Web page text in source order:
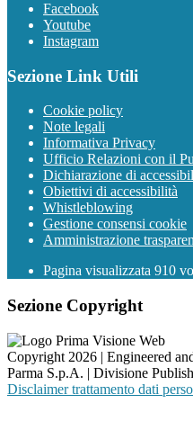
Facebook
Youtube
Instagram
Sezione Link Utili
Cookie policy
Note legali
Informativa Privacy
Ufficio Relazioni con il
Dichiarazione di
Obiettivi di accessibilità
Whistleblowing
Gestione consensi cookie
Amministrazione
Pagina visualizzata 910
Sezione Copyright
Copyright 2026 | Engineered
Parma S.p.A. | Divisione
Disclaimer trattamento dati